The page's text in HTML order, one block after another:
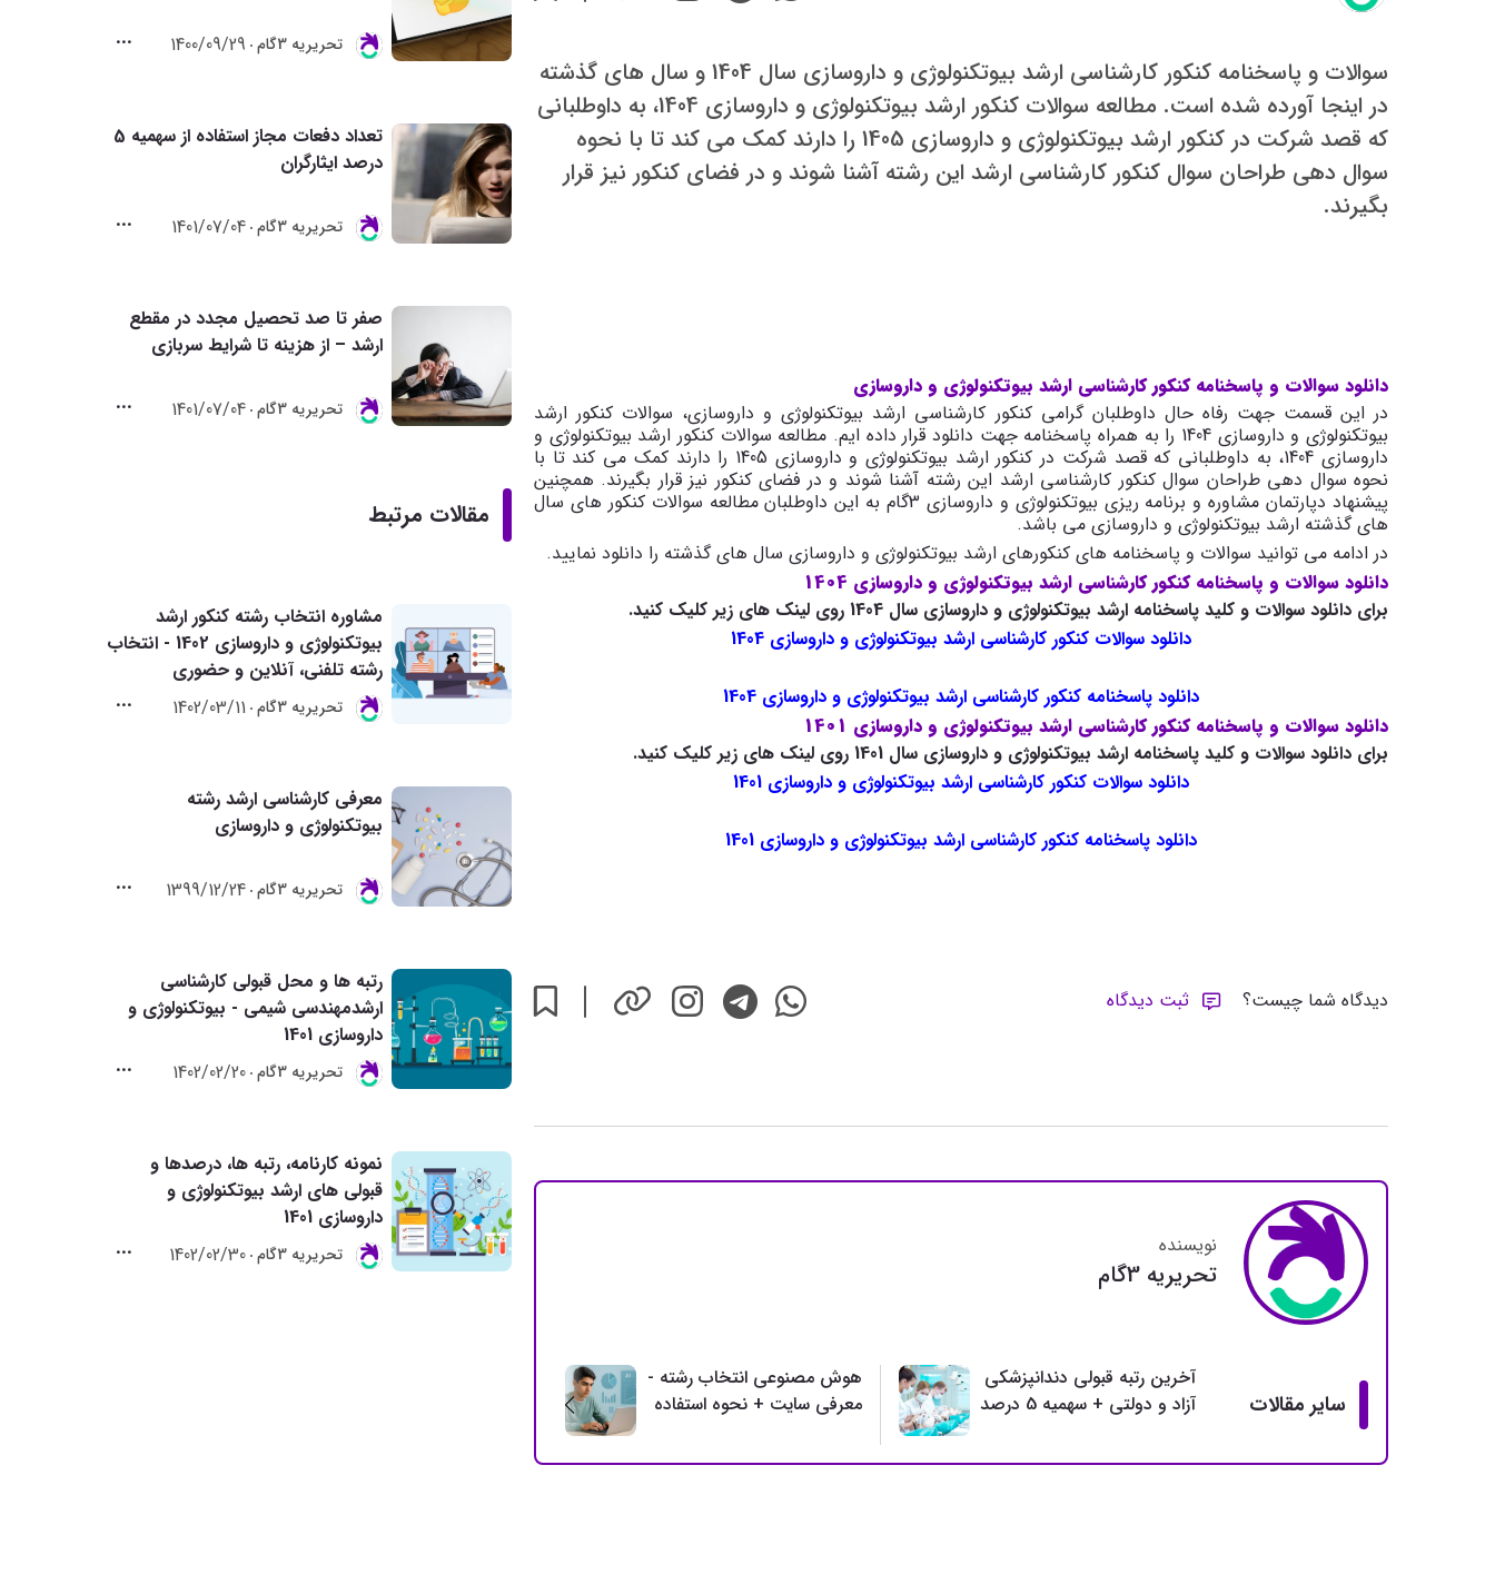
سوالات و پاسخنامه کنکور کارشناسی ارشد بیوتکنولوژی و داروسازی سال 1404 و سال های گذشته
در اینجا آورده شده است. مطالعه سوالات کنکور ارشد بیوتکنولوژی و داروسازی 1404، به داوطلبانی
که قصد شرکت در کنکور ارشد بیوتکنولوژی و داروسازی 1405 را دارند کمک می کند تا با نحوه
سوال دهی طراحان سوال کنکور کارشناسی ارشد این رشته آشنا شوند و در فضای کنکور نیز قرار
بگیرند.
دانلود سوالات و پاسخنامه کنکور کارشناسی ارشد بیوتکنولوژی و داروسازی
در این قسمت جهت رفاه حال داوطلبان گرامی کنکور کارشناسی ارشد بیوتکنولوژی و داروسازی، سوالات کنکور ارشد
بیوتکنولوژی و داروسازی 1404 را به همراه پاسخنامه جهت دانلود قرار داده ایم. مطالعه سوالات کنکور ارشد بیوتکنولوژی و
داروسازی 1404، به داوطلبانی که قصد شرکت در کنکور ارشد بیوتکنولوژی و داروسازی 1405 را دارند کمک می کند تا با
نحوه سوال دهی طراحان سوال کنکور کارشناسی ارشد این رشته آشنا شوند و در فضای کنکور نیز قرار بگیرند. همچنین
پیشنهاد دپارتمان مشاوره و برنامه ریزی بیوتکنولوژی و داروسازی 3گام به این داوطلبان مطالعه سوالات کنکور های سال
های گذشته ارشد بیوتکنولوژی و داروسازی می باشد.
در ادامه می توانید سوالات و پاسخنامه های کنکورهای ارشد بیوتکنولوژی و داروسازی سال های گذشته را دانلود نمایید.
دانلود سوالات و پاسخنامه کنکور کارشناسی ارشد بیوتکنولوژی و داروسازی 1404
برای دانلود سوالات و کلید پاسخنامه ارشد بیوتکنولوژی و داروسازی سال 1404 روی لینک های زیر کلیک کنید.
دانلود سوالات کنکور کارشناسی ارشد بیوتکنولوژی و داروسازی 1404
دانلود پاسخنامه کنکور کارشناسی ارشد بیوتکنولوژی و داروسازی 1404
دانلود سوالات و پاسخنامه کنکور کارشناسی ارشد بیوتکنولوژی و داروسازی 1401
برای دانلود سوالات و کلید پاسخنامه ارشد بیوتکنولوژی و داروسازی سال 1401 روی لینک های زیر کلیک کنید.
دانلود سوالات کنکور کارشناسی ارشد بیوتکنولوژی و داروسازی 1401
دانلود پاسخنامه کنکور کارشناسی ارشد بیوتکنولوژی و داروسازی 1401
دیدگاه شما چیست؟ ثبت دیدگاه
نویسنده
تحريريه 3گام
سایر مقالات
آخرین رتبه قبولی دندانپزشکی
آزاد و دولتی + سهمیه 5 درصد
هوش مصنوعی انتخاب رشته -
معرفی سایت + نحوه استفاده
تحريريه 3گام 1400/09/29
تعداد دفعات مجاز استفاده از سهمیه 5
درصد ایثارگران
تحريريه 3گام 1401/07/04
صفر تا صد تحصیل مجدد در مقطع
ارشد – از هزینه تا شرایط سربازی
تحريريه 3گام 1401/07/04
مقالات مرتبط
مشاوره انتخاب رشته کنکور ارشد
بیوتکنولوژی و داروسازی 1402 - انتخاب
رشته تلفنی، آنلاین و حضوری
تحريريه 3گام 1402/03/11
معرفی کارشناسی ارشد رشته
بیوتکنولوژی و داروسازی
تحريريه 3گام 1399/12/24
رتبه ها و محل قبولی کارشناسی
ارشدمهندسی شیمی - بیوتکنولوژی و
داروسازی 1401
تحريريه 3گام 1402/02/20
نمونه کارنامه، رتبه ها، درصدها و
قبولی های ارشد بیوتکنولوژی و
داروسازی 1401
تحريريه 3گام 1402/02/30